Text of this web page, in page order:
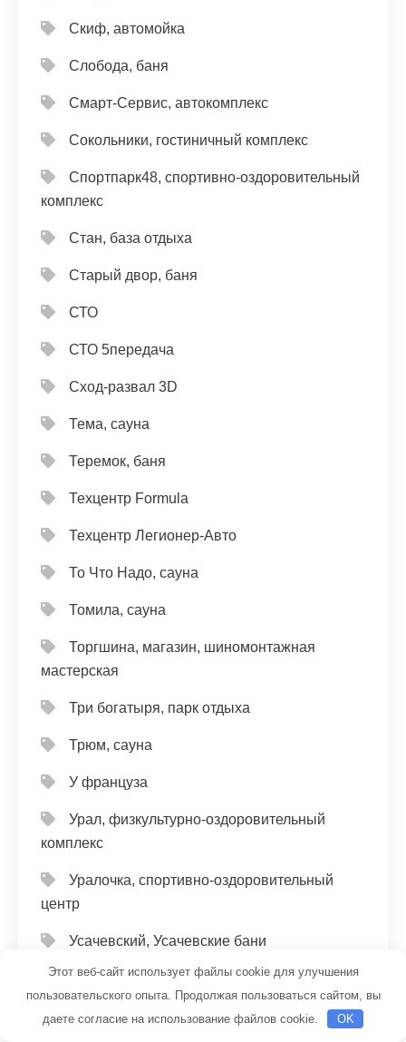
Скиф, автомойка
Слобода, баня
Смарт-Сервис, автокомплекс
Сокольники, гостиничный комплекс
Спортпарк48, спортивно-оздоровительный
комплекс
Стан, база отдыха
Старый двор, баня
СТО
СТО 5передача
Сход-развал 3D
Тема, сауна
Теремок, баня
Техцентр Formula
Техцентр Легионер-Авто
То Что Надо, сауна
Томила, сауна
Торгшина, магазин, шиномонтажная
мастерская
Три богатыря, парк отдыха
Трюм, сауна
У француза
Урал, физкультурно-оздоровительный
комплекс
Уралочка, спортивно-оздоровительный
центр
Усачевский, Усачевские бани
Фараон, сауна
Фараон, сауна
Этот веб-сайт использует файлы cookie для улучшения
пользовательского опыта. Продолжая пользоваться сайтом, вы
даете согласие на использование файлов cookie.
OK